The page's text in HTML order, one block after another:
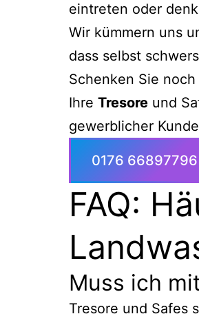
eintreten oder
Wir kümmern uns
dass selbst
Schenken Sie
Ihre Tresore und
gewerblicher
0176 66897796
FAQ:
Muss ich
Tresore und Safes